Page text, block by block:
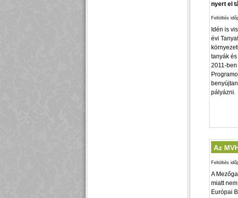
nyert el
Feltöltés
Idén is
évi
tanyák
2011-
pályázni.
Az
Feltöltés
A
miatt
Európai